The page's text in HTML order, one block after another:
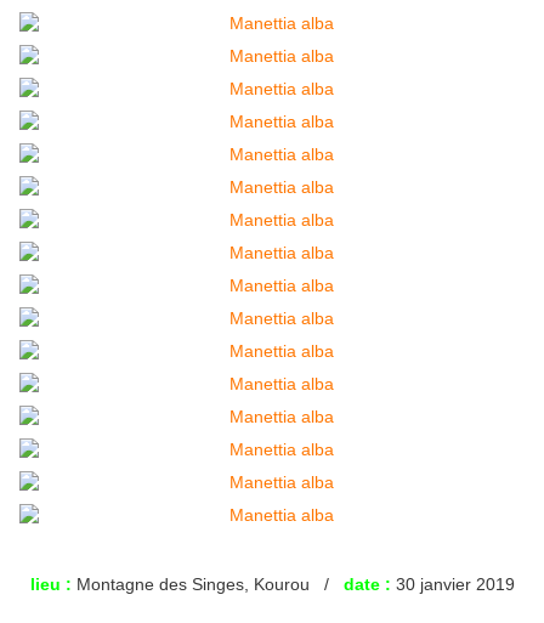
lieu : Montagne des Singes, Kourou / date : 30 janvier 2019